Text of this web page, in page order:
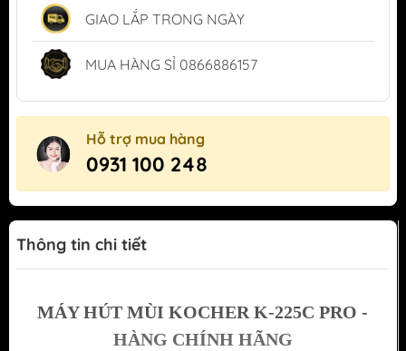
GIAO LẮP TRONG NGÀY
MUA HÀNG SỈ 0866886157
Hỗ trợ mua hàng
0931 100 248
Thông tin chi tiết
MÁY HÚT MÙI KOCHER K-225C PRO -
HÀNG CHÍNH HÃNG